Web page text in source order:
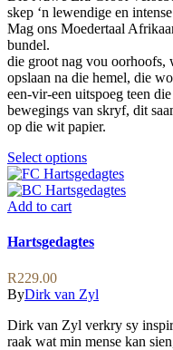
product
page
be
chosen
the
product
page
R399.00
skep ‘n lewendige en
Mag ons Moedertaal
bundel.
die groot nag vou oorhoofs,
opslaan na die hemel, die
een-vir-een uitspoeg teen
bewegings van skryf, dit
op die wit papier.
Select optionsThis
product
has
The
be
chosen
on
the
Add to cart
Hartsgedagtes
R229.00
ByDirk van Zyl
Dirk van Zyl verkry sy
raak wat min mense kan